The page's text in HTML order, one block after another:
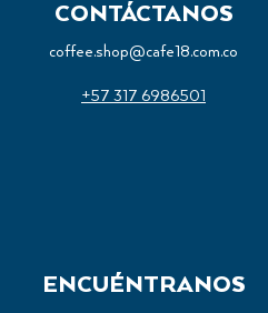
CONTÁCTANOS
coffee.shop@cafe18.com.co
+57 317 6986501
ENCUÉNTRANOS